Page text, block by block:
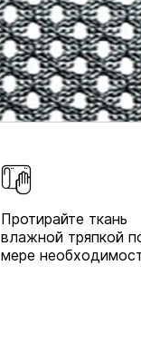
Протирайте ткань
влажной тряпкой
мере